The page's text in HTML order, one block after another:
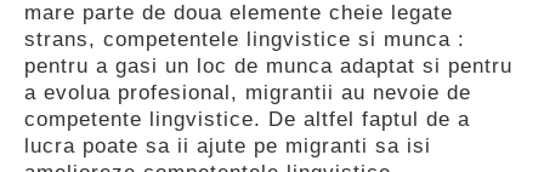
mare parte de doua elemente cheie legate
strans, competentele lingvistice si munca :
pentru a gasi un loc de munca adaptat si pentru
a evolua profesional, migrantii au nevoie de
competente lingvistice. De altfel faptul de a
lucra poate sa ii ajute pe migranti sa isi